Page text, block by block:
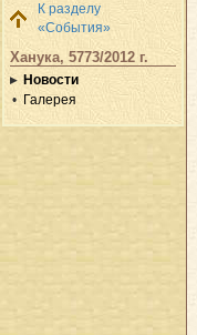
К разделу
«События»
Ханука, 5773/2012 г.
Новости
Галерея